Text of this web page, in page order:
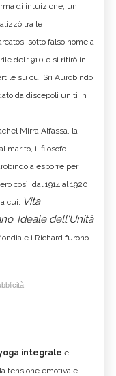
di intuizione, un
tra le
sotto falso nome a
del 1910 e si ritirò in
su cui Sri Aurobindo
da discepoli uniti in
Mirra Alfassa, la
marito, il filosofo
a esporre per
così, dal 1914 al 1920,
cui: Vita
, Ideale dell'Unità
i Richard furono
integrale e
tensione emotiva e